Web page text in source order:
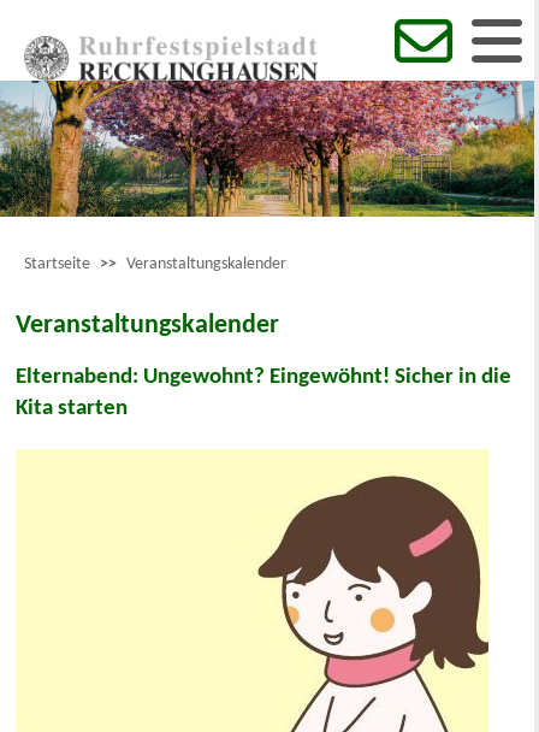
Startseite >> Veranstaltungskalender
Veranstaltungskalender
Elternabend: Ungewohnt? Eingewöhnt! Sicher in die
Kita starten